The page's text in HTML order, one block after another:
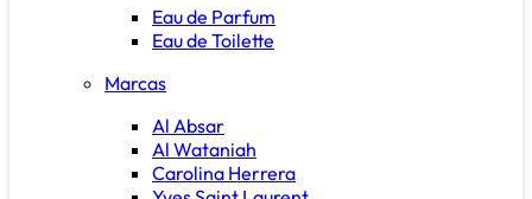
Eau de Parfum
Eau de Toilette
Marcas
Al Absar
Al Wataniah
Carolina Herrera